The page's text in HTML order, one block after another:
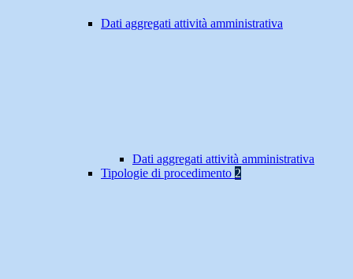
Dati aggregati attività amministrativa
Dati aggregati attività amministrativa
Tipologie di procedimento 2